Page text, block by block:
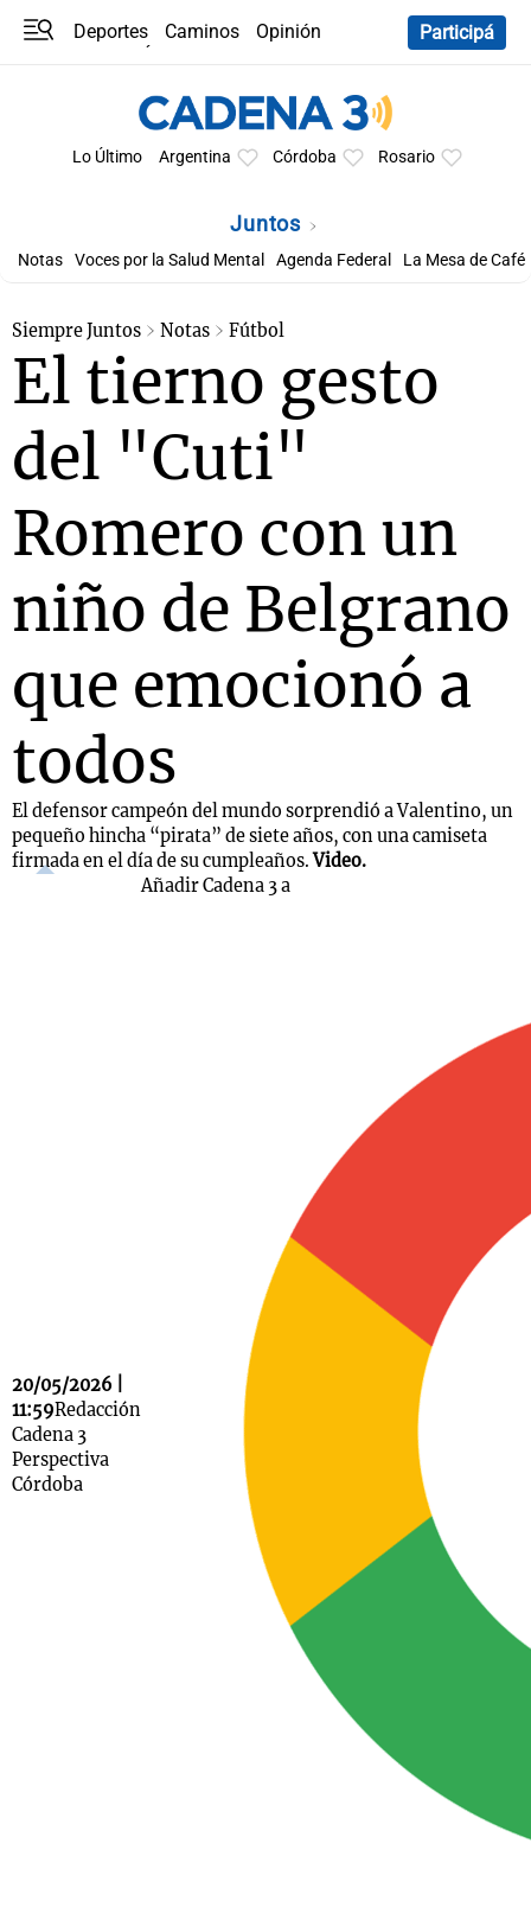
Deportes Caminos
Opinión
Participá
Lo Último Argentina Córdoba Rosario
Juntos
Notas Voces por la Salud Mental Agenda Federal La Mesa de Café
Siempre Juntos Notas Fútbol
El tierno gesto
del "Cuti"
Romero con un
niño de Belgrano
que emocionó a
todos
El defensor campeón del mundo sorprendió a Valentino, un
pequeño hincha “pirata” de siete años, con una camiseta
firmada en el día de su cumpleaños.Video.
20/05/2026 |
11:59Redacción
Cadena 3
Perspectiva
Córdoba
Añadir Cadena 3 a